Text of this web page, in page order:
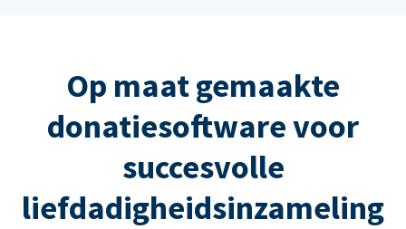
Op maat gemaakte
donatiesoftware voor
succesvolle
liefdadigheidsinzameling